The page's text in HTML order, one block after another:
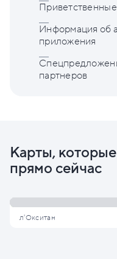
Информация об
приложения
партнеров
Карты,
прямо сейчас
л'Окситан